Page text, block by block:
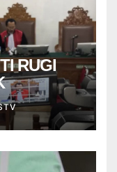
RUGI